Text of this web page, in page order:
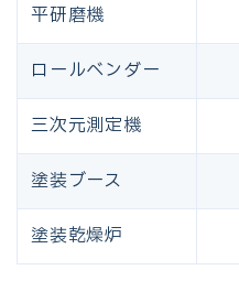
平研磨機
ロールベンダー
三次元測定機
塗装ブース
塗装乾燥炉